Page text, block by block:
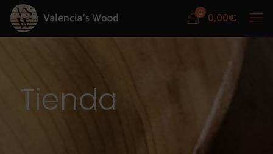
0 0,00€
Tienda